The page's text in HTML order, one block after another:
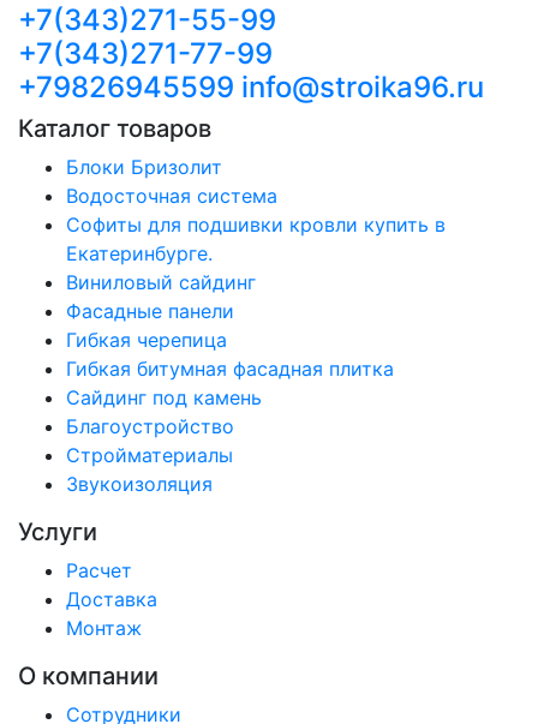
+7(343)271-55-99
+7(343)271-77-99
+79826945599 info@stroika96.ru
Каталог товаров
Блоки Бризолит
Водосточная система
Софиты для подшивки кровли купить в
Екатеринбурге.
Виниловый сайдинг
Фасадные панели
Гибкая черепица
Гибкая битумная фасадная плитка
Сайдинг под камень
Благоустройство
Стройматериалы
Звукоизоляция
Услуги
Расчет
Доставка
Монтаж
О компании
Сотрудники